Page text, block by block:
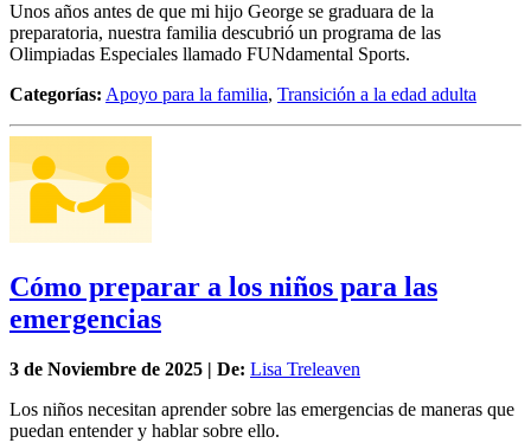
Unos años antes de que mi hijo George se graduara de la
preparatoria, nuestra familia descubrió un programa de las
Olimpiadas Especiales llamado FUNdamental Sports.
Categorías: Apoyo para la familia, Transición a la edad adulta
Cómo preparar a los niños para las
emergencias
3 de Noviembre de 2025 | De: Lisa Treleaven
Los niños necesitan aprender sobre las emergencias de maneras que
puedan entender y hablar sobre ello.